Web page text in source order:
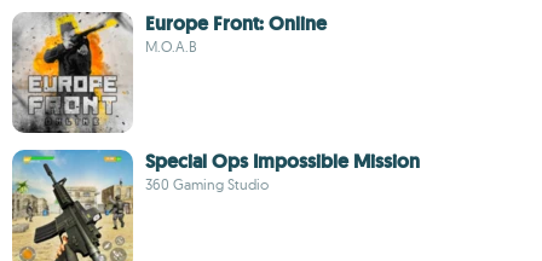
Europe Front: Online
M.O.A.B
Special Ops Impossible Mission
360 Gaming Studio